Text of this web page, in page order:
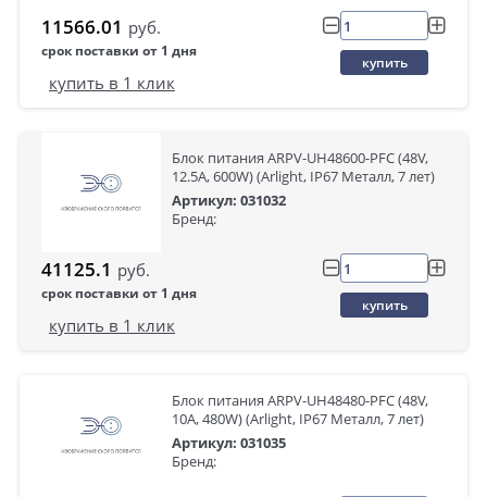
11566.01 руб.
срок поставки от 1 дня
купить
купить в 1 клик
Блок питания ARPV-UH48600-PFC (48V,
12.5A, 600W) (Arlight, IP67 Металл, 7 лет)
Артикул: 031032
Бренд:
41125.1 руб.
срок поставки от 1 дня
купить
купить в 1 клик
Блок питания ARPV-UH48480-PFC (48V,
10A, 480W) (Arlight, IP67 Металл, 7 лет)
Артикул: 031035
Бренд: